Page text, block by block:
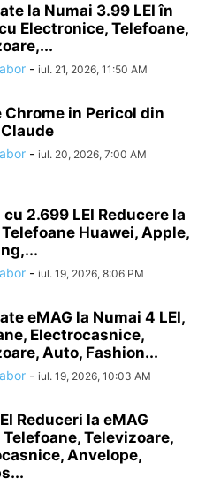
la Numai 3.99 LEI în
Electronice, Telefoane,
- iul. 21, 2026, 11:50 AM
Chrome in Pericol din
- iul. 20, 2026, 7:00 AM
2.699 LEI Reducere la
Telefoane Huawei, Apple,
- iul. 19, 2026, 8:06 PM
eMAG la Numai 4 LEI,
Electrocasnice,
Auto, Fashion...
- iul. 19, 2026, 10:03 AM
Reduceri la eMAG
Televizoare,
Anvelope,